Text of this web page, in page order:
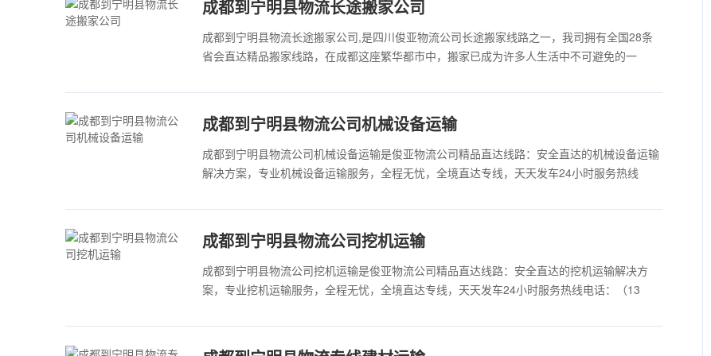
​成都到宁明县物流长途搬家公司
成都到宁明县物流长途搬家公司,是四川俊亚物流公司长途搬家线路之一，我司拥有全国28条
省会直达精品搬家线路，在成都这座繁华都市中，搬家已成为许多人生活中不可避免的一
成都到宁明县物流公司机械设备运输
成都到宁明县物流公司机械设备运输是俊亚物流公司精品直达线路：安全直达的机械设备运输
解决方案，专业机械设备运输服务，全程无忧，全境直达专线，天天发车24小时服务热线
成都到宁明县物流公司挖机运输
成都到宁明县物流公司挖机运输是俊亚物流公司精品直达线路：安全直达的挖机运输解决方
案，专业挖机运输服务，全程无忧，全境直达专线，天天发车24小时服务热线电话：（13